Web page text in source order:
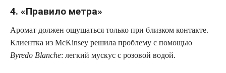
4. «Правило метра»
Аромат должен ощущаться только при близком контакте.
Клиентка из McKinsey решила проблему с помощью
Byredo Blanche: легкий мускус с розовой водой.